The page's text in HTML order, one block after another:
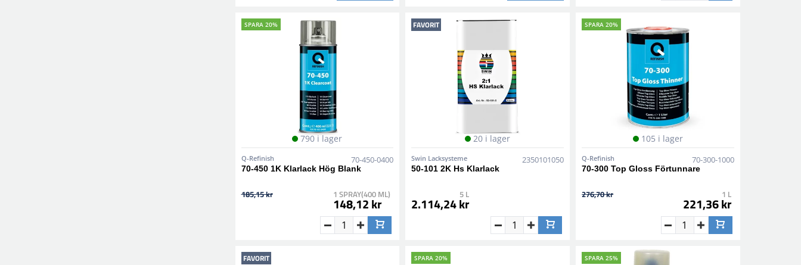
SPARA 20%
790 i lager
Q-Refinish 70-450-0400
70-450 1K Klarlack Hög Blank
185,15 kr 1 SPRAY(400 ML)
148,12 kr
FAVORIT
20 i lager
Swin Lacksysteme 2350101050
50-101 2K Hs Klarlack
5 L
2.114,24 kr
SPARA 20%
105 i lager
Q-Refinish 70-300-1000
70-300 Top Gloss Förtunnare
276,70 kr 1 L
221,36 kr
FAVORIT SPARA 20% SPARA 25%